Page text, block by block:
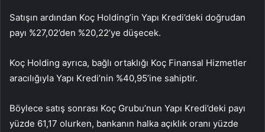
Satışın ardından Koç Holding’in Yapı Kredi’deki doğrudan
payı %27,02’den %20,22’ye düşecek.
Koç Holding ayrıca, bağlı ortaklığı Koç Finansal Hizmetler
aracılığıyla Yapı Kredi’nin %40,95’ine sahiptir.
Böylece satış sonrası Koç Grubu’nun Yapı Kredi’deki payı
yüzde 61,17 olurken, bankanın halka açıklık oranı yüzde